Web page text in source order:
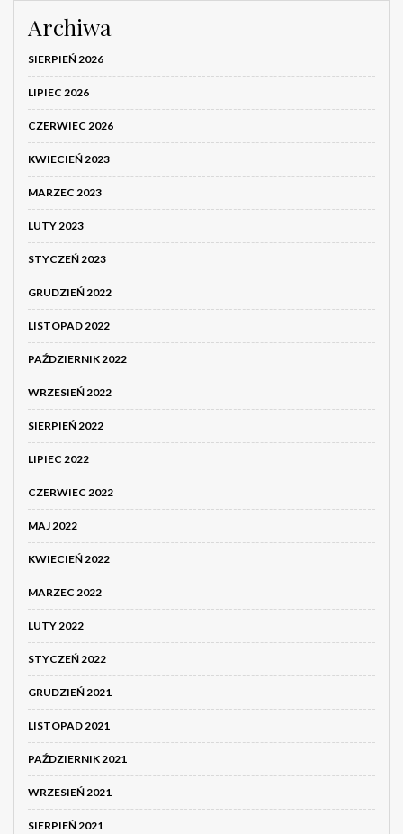
Archiwa
SIERPIEŃ 2026
LIPIEC 2026
CZERWIEC 2026
KWIECIEŃ 2023
MARZEC 2023
LUTY 2023
STYCZEŃ 2023
GRUDZIEŃ 2022
LISTOPAD 2022
PAŹDZIERNIK 2022
WRZESIEŃ 2022
SIERPIEŃ 2022
LIPIEC 2022
CZERWIEC 2022
MAJ 2022
KWIECIEŃ 2022
MARZEC 2022
LUTY 2022
STYCZEŃ 2022
GRUDZIEŃ 2021
LISTOPAD 2021
PAŹDZIERNIK 2021
WRZESIEŃ 2021
SIERPIEŃ 2021